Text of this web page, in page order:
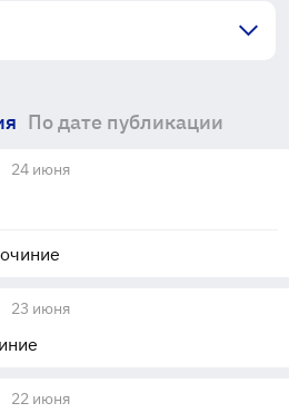
По дате публикации
24 июня
23 июня
22 июня